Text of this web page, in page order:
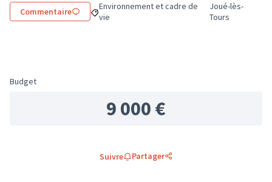
Commentaire Filtrer les résultats de la catégorie :
Environnement et cadre de
vie
Filtrer les
Joué-lès-
Tours
Budget
9 000 €
Suivre Partager